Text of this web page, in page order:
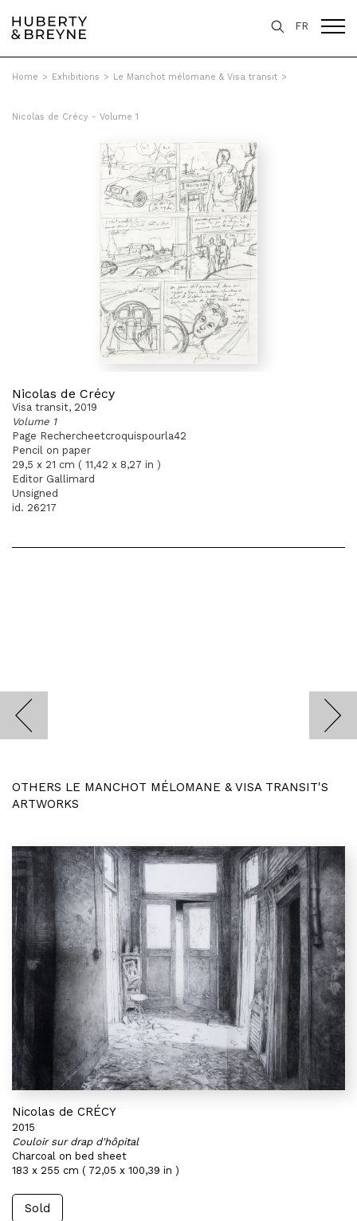
FR
Home > Exhibitions > Le Manchot mélomane & Visa transit >
Nicolas de Crécy - Volume 1
Nicolas de Crécy
Visa transit, 2019
Volume 1
Page Rechercheetcroquispourla42
Pencil on paper
29,5 x 21 cm ( 11,42 x 8,27 in )
Editor Gallimard
Unsigned
id. 26217
OTHERS LE MANCHOT MÉLOMANE & VISA TRANSIT'S
ARTWORKS
Nicolas de CRÉCY
2015
Couloir sur drap d'hôpital
Charcoal on bed sheet
183 x 255 cm ( 72,05 x 100,39 in )
Sold